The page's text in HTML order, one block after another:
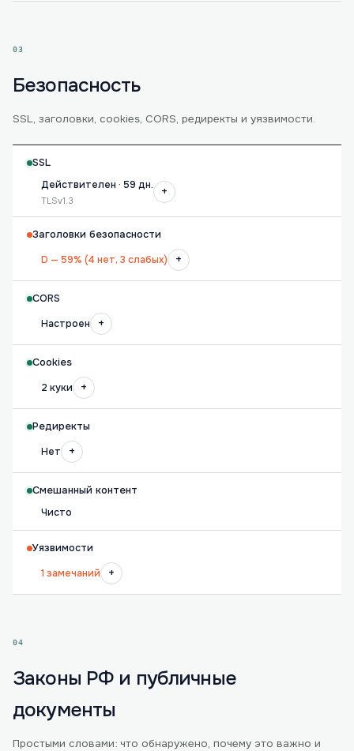
03
Безопасность
SSL, заголовки, cookies, CORS, редиректы и уязвимости.
SSL
Действителен · 59 дн.
TLSv1.3
+
Заголовки безопасности
D — 59% (4 нет, 3 слабых)
+
CORS
Настроен
+
Cookies
2 куки
+
Редиректы
Нет
+
Смешанный контент
Чисто
Уязвимости
1 замечаний
+
04
Законы РФ и публичные
документы
Простыми словами: что обнаружено, почему это важно и